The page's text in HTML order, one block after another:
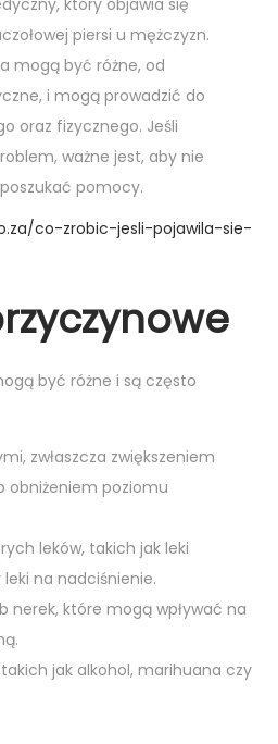
który objawia się
piersi u mężczyzn.
mogą być różne, od
i mogą prowadzić do
oraz fizycznego. Jeśli
ważne jest, aby nie
pomocy.
co-zrobic-jesli-pojawila-sie-
być różne i są często
zwłaszcza zwiększeniem
obniżeniem poziomu
leków, takich jak leki
na nadciśnienie.
nerek, które mogą wpływać na
jak alkohol, marihuana czy